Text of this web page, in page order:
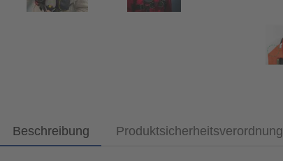
Beschreibung Produktsicherheitsverordnung